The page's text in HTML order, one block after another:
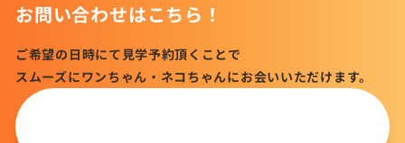
お問い合わせはこちら！
ご希望の日時にて見学予約頂くことで
スムーズにワンちゃん・ネコちゃんにお会いいただけます。